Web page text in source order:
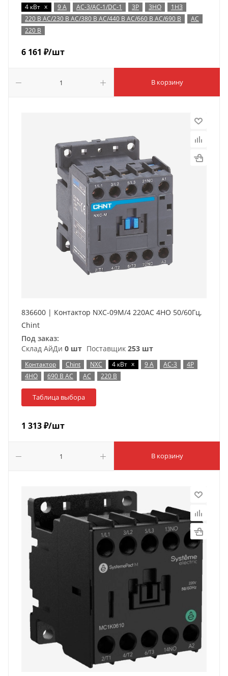
4 кВт x 9 А AC-3/AC-1/DC-1 3P 3НО
1НЗ
220 В AC/230 В AC/380 В AC/440 В AC/660 В AC/690 В
AC
220 В
6 161 ₽/шт
В корзину
836600 | Контактор NXC-09M/4 220AC 4НO 50/60Гц,
Chint
Под заказ:
Склад АйДи 0 шт Поставщик 253 шт
Контактор Chint NXC 4 кВт x 9 А AC-3
4P
4НО
690 В AC AC 220 В
Таблица выбора
1 313₽/шт
В корзину